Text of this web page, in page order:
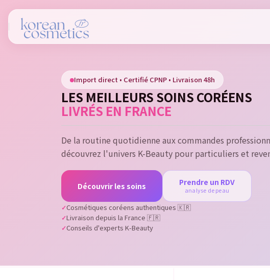
Import direct • Certifié CPNP • Livraison 48h
LES MEILLEURS SOINS CORÉENS
LIVRÉS EN FRANCE
De la routine quotidienne aux commandes
découvrez l'univers K-Beauty pour particuliers et
Découvrir les soins Prendre un RDV
analyse de peau
Cosmétiques coréens authentiques 🇰🇷
Livraison depuis la France 🇫🇷
Conseils d'experts K-Beauty
You need to